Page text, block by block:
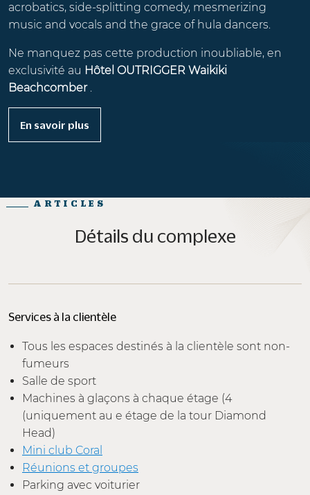
acrobatics, side-splitting comedy, mesmerizing
music and vocals and the grace of hula dancers.
Ne manquez pas cette production inoubliable, en
exclusivité au Hôtel OUTRIGGER Waikiki
Beachcomber.
En savoir plus
ARTICLES
Détails du complexe
Services à la clientèle
Tous les espaces destinés à la clientèle sont non-
fumeurs
Salle de sport
Machines à glaçons à chaque étage (4
(uniquement au e étage de la tour Diamond
Head)
Mini club Coral
Réunions et groupes
Parking avec voiturier